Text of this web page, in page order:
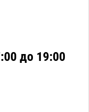
до 19:00